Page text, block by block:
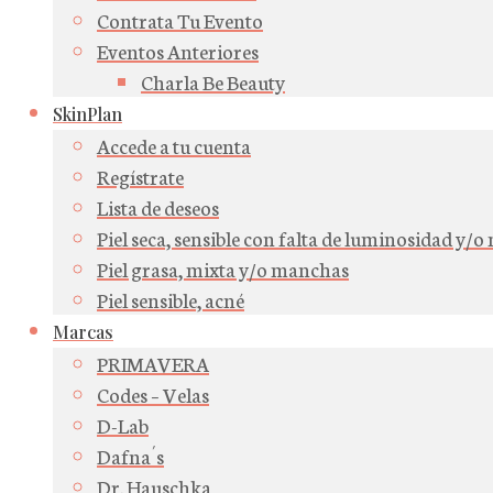
Contrata Tu Evento
Eventos Anteriores
Charla Be Beauty
SkinPlan
Accede a tu cuenta
Regístrate
Lista de deseos
Piel seca, sensible con falta de luminosidad y/o
Piel grasa, mixta y/o manchas
Piel sensible, acné
Marcas
PRIMAVERA
Codes – Velas
D-Lab
Dafna´s
Dr. Hauschka